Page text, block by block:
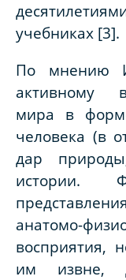
учебниках [3].
По мнению
активному
мира в
человека (в
дар
истории.
анатомо-
восприятия,
им извне,